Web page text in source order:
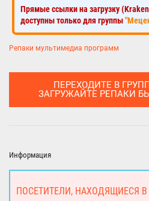
Прямые ссылки на загрузку
доступны только для группы
Репаки мультимедиа программ
ПЕРЕХОДИТЕ В
ЗАГРУЖАЙТЕ РЕПАКИ
Информация
ПОСЕТИТЕЛИ, НАХОДЯЩИЕСЯ В